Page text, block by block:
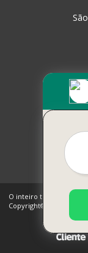
O inteiro teor deste site
Copyright© CHECKMAT